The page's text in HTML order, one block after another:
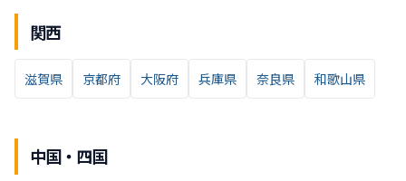
関西
滋賀県 京都府 大阪府 兵庫県 奈良県 和歌山県
中国・四国